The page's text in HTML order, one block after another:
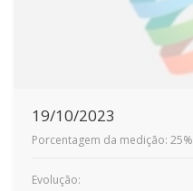
19/10/2023
Porcentagem da medição: 25%
Evolução: